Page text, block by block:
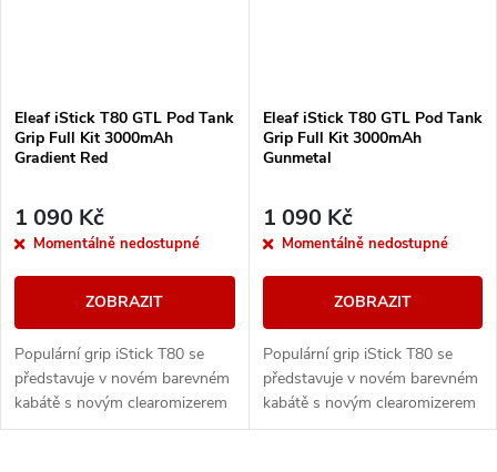
Eleaf iStick T80 GTL Pod Tank
Grip Full Kit 3000mAh
Gradient Red
1 090 Kč
Momentálně nedostupné
ZOBRAZIT
Populární grip iStick T80 se
představuje v novém barevném
kabátě s novým clearomizerem
GTL Pod. Celokovové tělo
Eleaf iStick T80 GTL Pod Tank
Grip Full Kit 3000mAh
Gunmetal
1 090 Kč
Momentálně nedostupné
ZOBRAZIT
Populární grip iStick T80 se
představuje v novém barevném
kabátě s novým clearomizerem
GTL Pod. Celokovové tělo